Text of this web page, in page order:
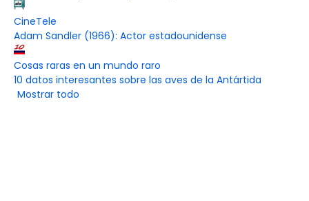
CineTele
Adam Sandler (1966): Actor estadounidense
Cosas raras en un mundo raro
10 datos interesantes sobre las aves de la Antártida
Mostrar todo